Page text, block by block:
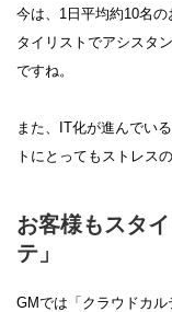
今は、1日平均約10名
タイリストでアシスタ
ですね。
また、IT化が進んでい
トにとってもストレス
お客様もスタ
テ」
GMでは「クラウドカ